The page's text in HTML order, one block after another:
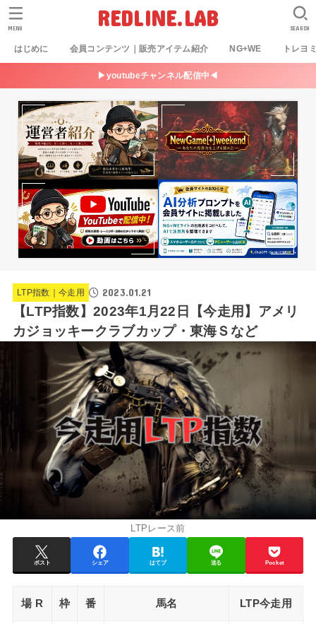
REDLINE.LAB
はじめに 会員コンテンツ｜販売アイテム紹介 NG+WE トレヨ
SEARCH
MENU
▶youtubeチャンネル配信中◀
LTP指数｜今走用 2023.01.21
【LTP指数】2023年1月22日【今走用】アメリ
カジョッキークラブカップ・東海Ｓなど
LTPレース前
ポスト シェア はてブ 送る Pocket
場 R 枠 番 馬名 LTP今走用